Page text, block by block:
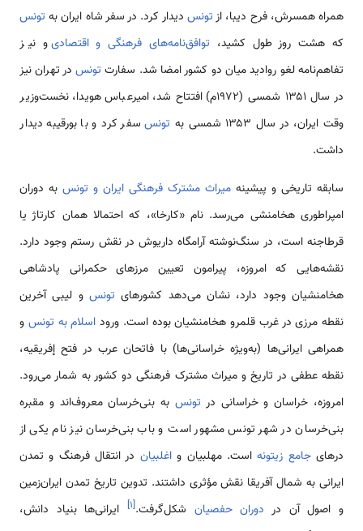
همراه همسرش، فرح دیبا، ازتونس دیدار کرد. در سفر شاه ایران به تونس
که هشت روز طول کشید، توافق‌نامه‌های فرهنگی و اقتصادیو نیز
تفاهم‌نامه لغو روادید میان دو کشور امضا شد. سفارت تونس در تهران نیز
در سال ۱۳۵۱ شمسی (۱۹۷۲م) افتتاح شد، امیرعباس هویدا، نخست‌وزیر
وقت ایران، در سال ۱۳۵۳ شمسی به
تونسسفر کرد و با بورقیبه دیدار
داشت.
سابقه تاریخی و پیشینه میراث مشترک فرهنگی ایران و تونس به دوران
امپراطوری هخامنشی می‌رسد. نام «کارخا»، که احتمالا همان کارتاژ یا
قرطاجنه است، در سنگ‌نوشته آرامگاه داریوش در نقش رستم وجود دارد.
نقشه‌هایی که امروزه، پیرامون تعیین مرزهای حکمرانی پادشاهی
هخامنشیان وجود دارد، نشان می‌دهد کشورهای تونس و لیبی آخرین
نقطه مرزی در غرب قلمرو هخامنشیان بوده است. ورود اسلام به تونس و
همراهی ایرانی‌ها (به‌ویژه خراسانی‌ها) با فاتحان عرب در فتح إفریقیه،
نقطه عطفی در تاریخ و میراث مشترک فرهنگی دو کشور به شمار می‌رود.
امروزه، خراسان و خراسانی در تونس به بنی‌خرسان معروف‌اند و مقبره
بنی‌خرسان در شهر تونس مشهور است و باب بنی‌خرسان نیز نام یکی از
درهایجامع زیتونهاست. مهلبیان واغلبیان در انتقال فرهنگ و تمدن
ایرانی به شمال آفریقا نقش مؤثری داشتند. تدوین تاریخ تمدن ایران‌زمین
و اصول آن در دوران حفصیان شکل‌گرفت.[۱]
ایرانی‌ها بنیاد دانش،